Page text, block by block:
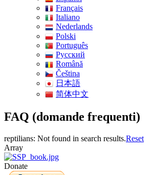
Français
Italiano
Nederlands
Polski
Português
Pусский
Română
Čeština
日本語
简体中文
FAQ (domande frequenti)
reptilians: Not found in search results.Reset
Array
Donate